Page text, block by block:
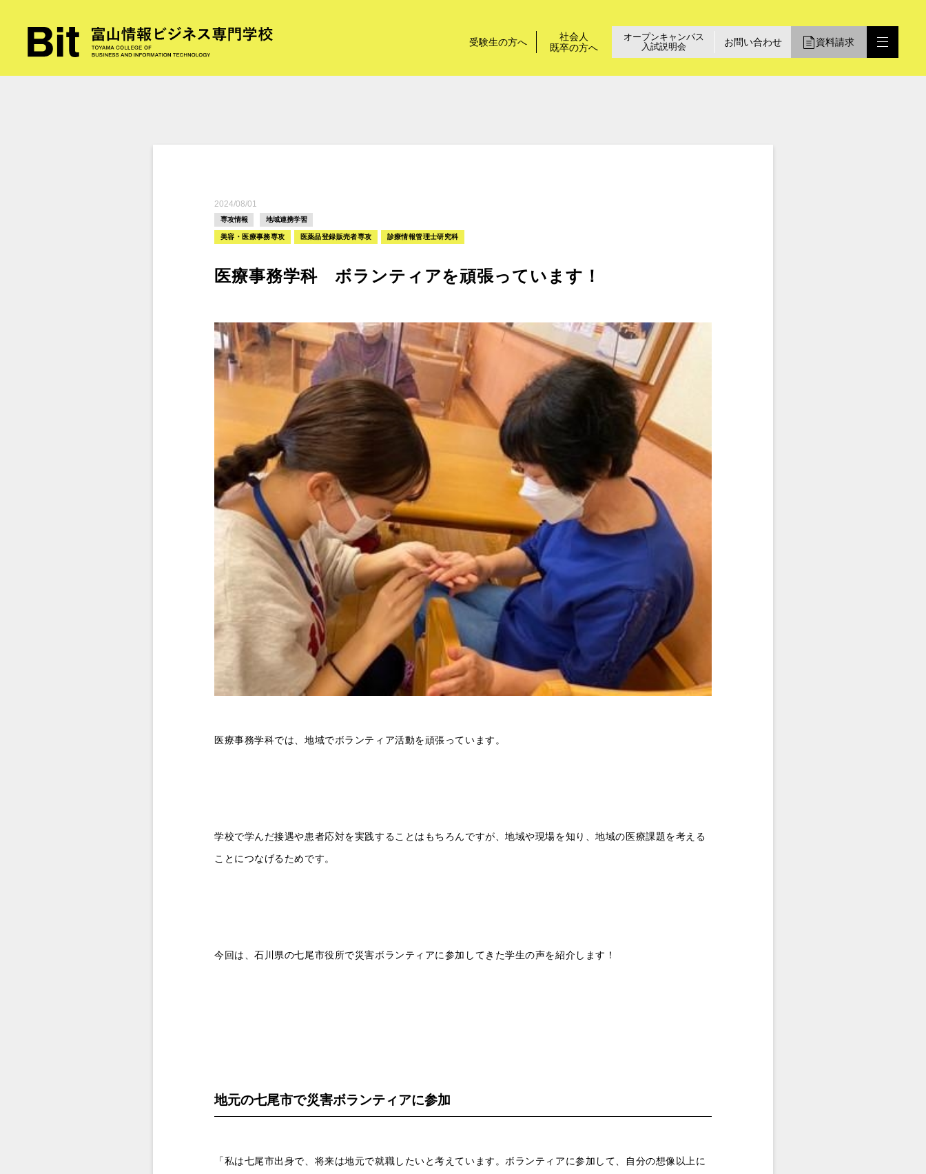
受験生の方へ
社会人
既卒の方へ
オープンキャンパス
入試説明会
お問い合わせ 資料請求
2024/08/01
専攻情報 地域連携学習
美容・医療事務専攻 医薬品登録販売者専攻 診療情報管理士研究科
医療事務学科 ボランティアを頑張っています！
医療事務学科では、地域でボランティア活動を頑張っています。
学校で学んだ接遇や患者応対を実践することはもちろんですが、地域や現場を知り、地域の医療課題を考える
ことにつなげるためです。
今回は、石川県の七尾市役所で災害ボランティアに参加してきた学生の声を紹介します！
地元の七尾市で災害ボランティアに参加
「私は七尾市出身で、将来は地元で就職したいと考えています。ボランティアに参加して、自分の想像以上に